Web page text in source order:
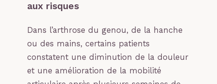
aux risques
Dans l’arthrose du genou, de la hanche
ou des mains, certains patients
constatent une diminution de la douleur
et une amélioration de la mobilité